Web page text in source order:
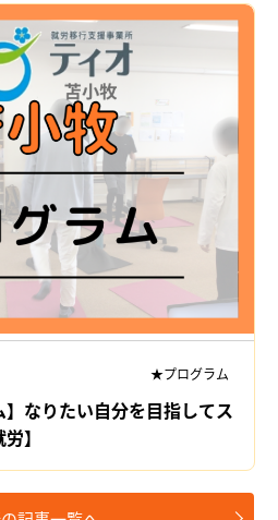
★プログラム
】なりたい自分を目指してス
】